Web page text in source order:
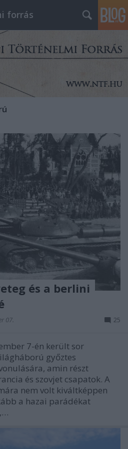
forrás
és a berlini
07. 25
7-én került sor
győztes
amin részt
és szovjet csapatok. A
nem volt kiváltképpen
a hazai parádékat